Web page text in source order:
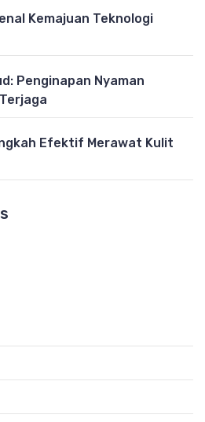
Kemajuan Teknologi
Penginapan Nyaman
Efektif Merawat Kulit